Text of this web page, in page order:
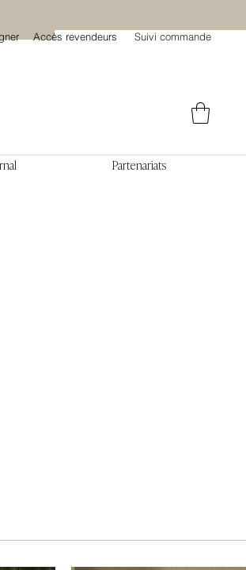
Accès revendeurs Suivi commande
Partenariats